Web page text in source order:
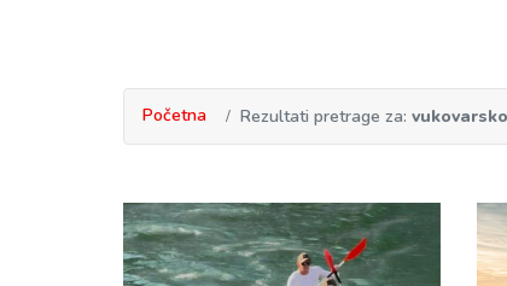
Početna Rezultati pretrage za: